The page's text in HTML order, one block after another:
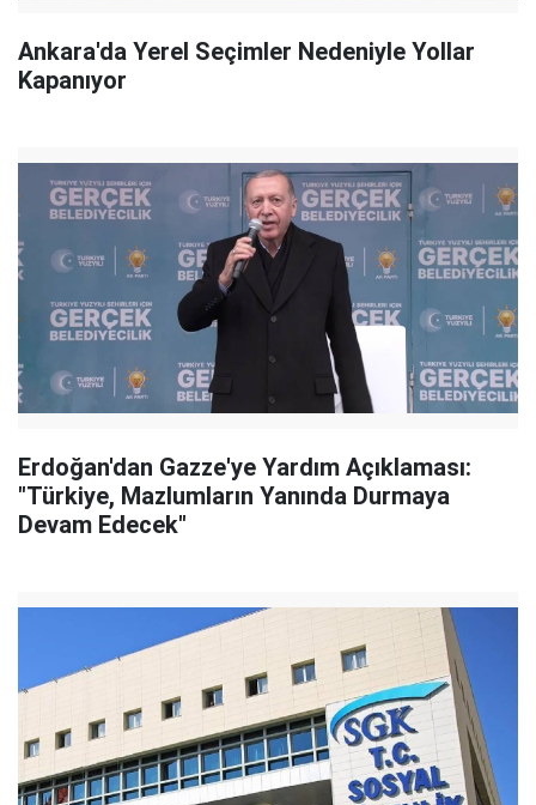
Ankara'da Yerel Seçimler Nedeniyle Yollar
Kapanıyor
Erdoğan'dan Gazze'ye Yardım Açıklaması:
"Türkiye, Mazlumların Yanında Durmaya
Devam Edecek"